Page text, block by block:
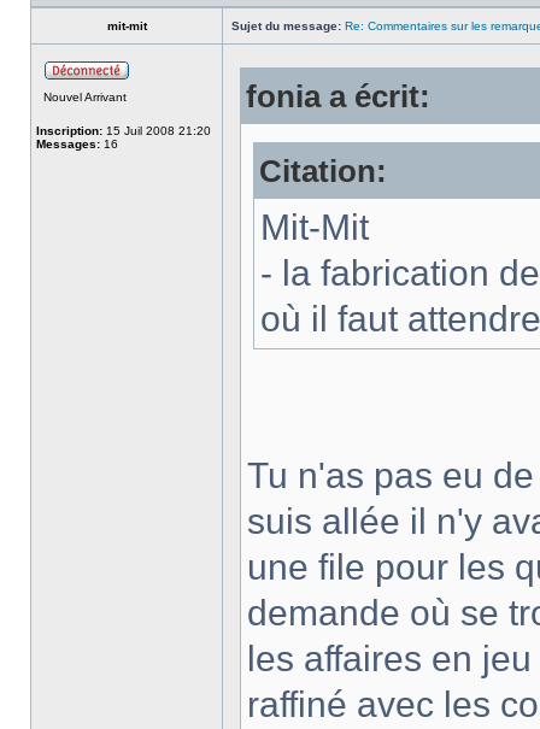
mit-mit Sujet du message: Re: Commentaires sur les
Nouvel Arrivant
Inscription: 15 Juil 2008 21:20
Messages: 16
fonia a écrit:
Citation:
Mit-Mit
- la fabrication
où il faut
Tu n'as pas eu
suis allée il n'y
une file pour les
demande où se
les affaires en
raffiné avec les